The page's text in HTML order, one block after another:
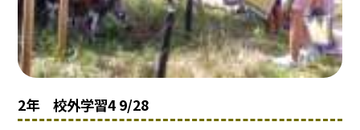
2年 校外学習4 9/28